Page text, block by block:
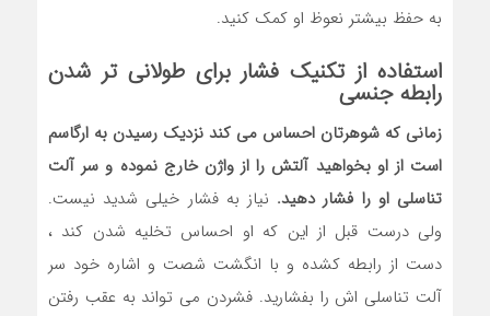
به حفظ بیشتر نعوظ او کمک کنید.
استفاده از تکنیک فشار برای طولانی تر شدن
رابطه جنسی
زمانی که شوهرتان احساس می کند نزدیک رسیدن به ارگاسم
است از او بخواهید آلتش را از واژن خارج نموده و سر آلت
تناسلی او را فشار دهید. نیاز به فشار خیلی شدید نیست.
ولی درست قبل از این که او احساس تخلیه شدن کند ،
دست از رابطه کشده و با انگشت شصت و اشاره خود سر
آلت تناسلی اش را بفشارید. فشردن می تواند به عقب رفتن